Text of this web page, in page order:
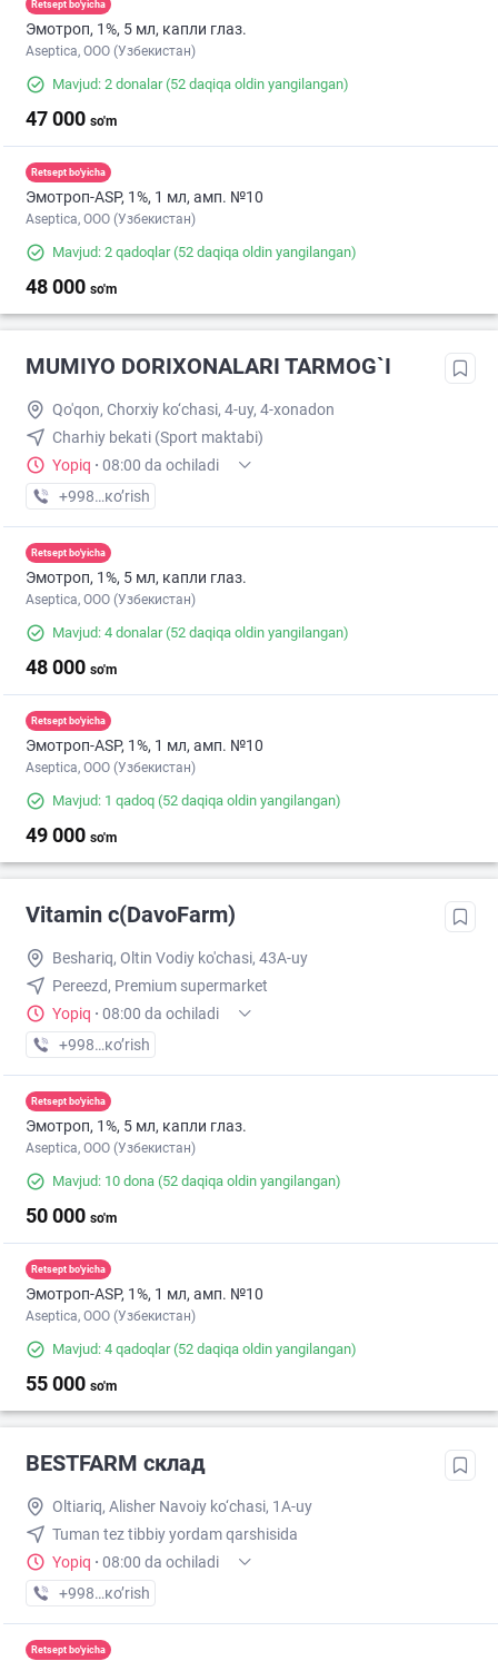
Retsept bo'yicha
Эмотроп, 1%, 5 мл, капли глаз.
Aseptica, ООО (Узбекистан)
Mavjud: 2 donalar(52 daqiqa oldin yangilangan)
47 000 so'm
Retsept bo'yicha
Эмотроп-ASР, 1%, 1 мл, амп. №10
Aseptica, ООО (Узбекистан)
Mavjud: 2 qadoqlar(52 daqiqa oldin yangilangan)
48 000 so'm
MUMIYO DORIXONALARI TARMOG`I
Qo'qon, Chorxiy ko‘chasi, 4-uy, 4-xonadon
Charhiy bekati (Sport maktabi)
Yopiq · 08:00 da ochiladi
+998 (90) XXX-XX-XX
кo’rish
Retsept bo'yicha
Эмотроп, 1%, 5 мл, капли глаз.
Aseptica, ООО (Узбекистан)
Mavjud: 4 donalar(52 daqiqa oldin yangilangan)
48 000 so'm
Retsept bo'yicha
Эмотроп-ASР, 1%, 1 мл, амп. №10
Aseptica, ООО (Узбекистан)
Mavjud: 1 qadoq (52 daqiqa oldin yangilangan)
49 000 so'm
Vitamin c(DavoFarm)
Beshariq, Oltin Vodiy ko'chasi, 43A-uy
Pereezd, Premium supermarket
Yopiq · 08:00 da ochiladi
+998 (88) XXX-XX-XX
кo’rish
Retsept bo'yicha
Эмотроп, 1%, 5 мл, капли глаз.
Aseptica, ООО (Узбекистан)
Mavjud: 10 dona (52 daqiqa oldin yangilangan)
50 000 so'm
Retsept bo'yicha
Эмотроп-ASР, 1%, 1 мл, амп. №10
Aseptica, ООО (Узбекистан)
Mavjud: 4 qadoqlar(52 daqiqa oldin yangilangan)
55 000 so'm
BESTFARM склад
Oltiariq, Alisher Navoiy ko‘chasi, 1A-uy
Tuman tez tibbiy yordam qarshisida
Yopiq · 08:00 da ochiladi
+998 (91) XXX-XX-XX
кo’rish
Retsept bo'yicha